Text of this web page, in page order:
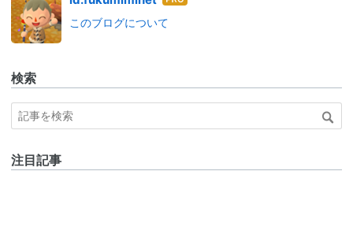
ログ
このブログについて
検索
注目記事